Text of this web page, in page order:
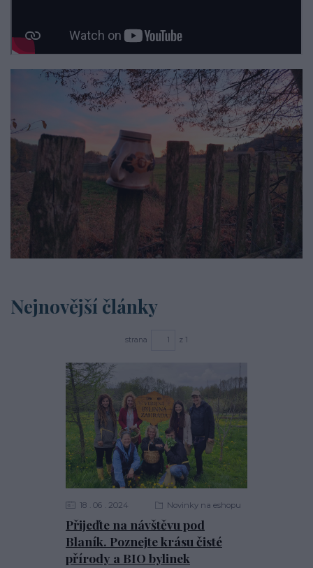
Nejnovější články
strana z 1
Přijeďte na návštěvu pod
Blaník. Poznejte krásu čisté
přírody a BIO bylinek
18 06 2024 Novinky na eshopu